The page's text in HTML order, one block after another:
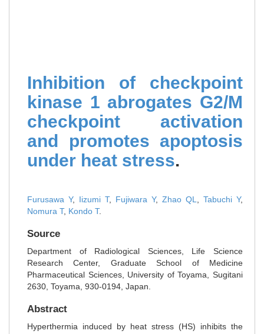
Inhibition of checkpoint
kinase 1 abrogates G2/M
checkpoint activation
and promotes apoptosis
under heat stress.
Furusawa Y, Iizumi T, Fujiwara Y, Zhao QL Tabuchi Y,
Nomura T, Kondo T.
Source
Department of Radiological Sciences, Life Science
Research Center, Graduate School of Medicine
Pharmaceutical Sciences, University of Toyama, Sugitani
2630, Toyama, 930-0194, Japan.
Abstract
Hyperthermia induced by heat stress (HS) inhibits the